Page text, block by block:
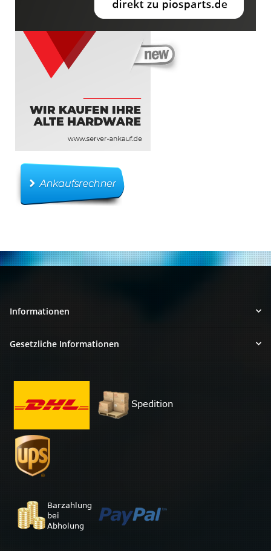
Informationen
Gesetzliche Informationen